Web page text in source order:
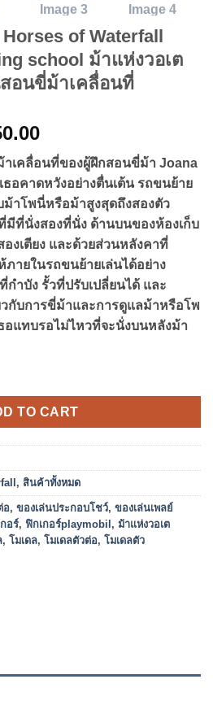
of Waterfall
school ม้าแห่งวอเต
อนขี่ม้าเคลื่อนที่
Current
price
is:
฿3,150.00.
าเคลื่อนที่ของผู้ฝึกสอนขี่ม้า Joana
ธอคาดหวังอย่างตื่นเต้น รถขนย้าย
าโพนี่หรือม้าสูงสุดถึงสองตัว
มีที่นั่งสองที่นั่ง ด้านบนของห้องเก็บ
งเตียง และด้วยส่วนหลังคาที่
ายในรถขนย้ายเล่นได้อย่าง
ำบัง รั้วที่ปรับเปลี่ยนได้ และ
กับการขี่ม้าและการดูแลม้าหรือโพ
อแทบรอไม่ไหวที่จะนั่งบนหลังม้า
TO CART
, สินค้าทั้งหมด
อ, ของเล่นประกอบโชว์, ของเล่นเพลย์
อร์, ฟิกเกอร์playmobil , ม้าแห่งวอเต
, โมเดล, โมเดลตัวต่อ, โมเดลตัว